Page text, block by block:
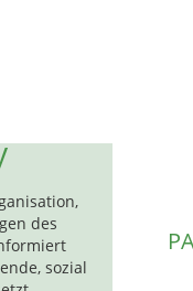
des
sozial